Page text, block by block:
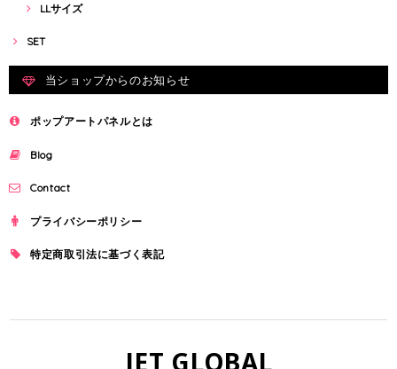
LLサイズ
SET
当ショップからのお知らせ
ポップアートパネルとは
Blog
Contact
プライバシーポリシー
特定商取引法に基づく表記
JET GLOBAL